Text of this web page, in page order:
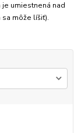
je umiestnená nad
môže líšiť).